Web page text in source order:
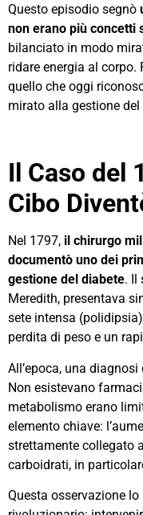
Questo episodio segnò
non erano più concetti
bilanciato in modo
ridare energia al
quello che oggi
mirato alla gestione del
Il Caso del
Cibo
Nel 1797, il chirurgo
documentò uno dei
gestione del diabete. Il
Meredith, presentava
sete intensa
perdita di peso e un
All’epoca, una
Non esistevano
metabolismo erano
elemento chiave:
strettamente collegato
carboidrati, in
Questa osservazione